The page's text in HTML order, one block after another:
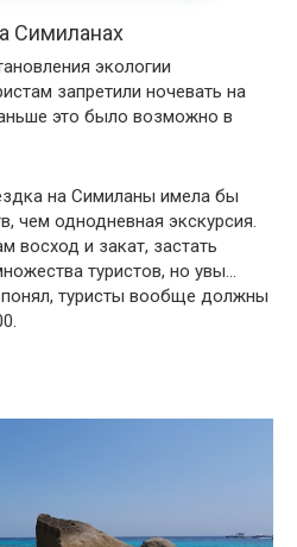
Симиланах
экологии
запретили ночевать на
это было возможно в
на Симиланы имела бы
чем однодневная экскурсия.
восход и закат, застать
туристов, но увы…
понял, туристы вообще должны